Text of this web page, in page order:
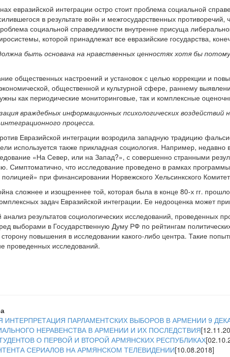
евразийской интеграции остро стоит проблема социальной
в результате войн и межгосударственных
социальной справедливости внутренне присуща
которой принадлежат все евразийские государства,
быть основана на нравственных ценностях хотя бы
общественных настроений и установок с целью коррекции и
экономической, общественной и культурной сфере, раннему
как периодические мониторинговые, так и комплексные
враждебных информационных психологических
процесса.
Евразийской интеграции возродила западную традицию
используется также прикладная социология. Например,
«На Север, или на Запад?», с совершенно странными
Симптоматично, что исследование проведено в рамках
при финансировании Норвежского Хельсинкского
сложнее и изощреннее той, которая была в конце 80-х гг.
задач Евразийской интеграции. Ее недооценка может
анализ результатов социологических исследований, проведенных
выборами в Государственную Думу РФ по рейтингам
повышения в исследовании какого-либо центра. Такие
проведенных исследований.
ПАРЛАМЕНТСКИХ ВЫБОРОВ В АРМЕНИИ 9
НЕРАВЕНСТВА В АРМЕНИИ И ИХ ПОСЛЕДСТВИЯ
О ПЕРВОЙ И ВТОРОЙ АРМЯНСКИХ РЕСПУБЛИКАХ
СЕРИАЛОВ НА АРМЯНСКОМ ТЕЛЕВИДЕНИИ[10.08.2018]